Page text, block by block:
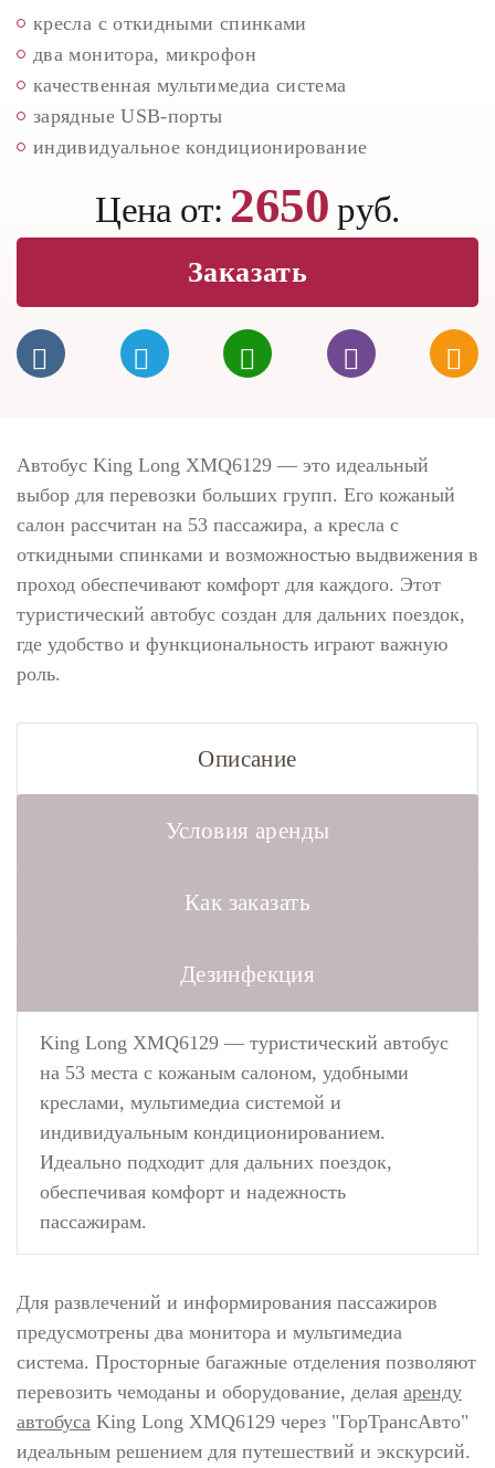
кресла с откидными спинками
два монитора, микрофон
качественная мультимедиа система
зарядные USB-порты
индивидуальное кондиционирование
Цена от: 2650 руб.
Заказать
Автобус King Long XMQ6129 — это идеальный
выбор для перевозки больших групп. Его кожаный
салон рассчитан на 53 пассажира, а кресла с
откидными спинками и возможностью выдвижения в
проход обеспечивают комфорт для каждого. Этот
туристический автобус создан для дальних поездок,
где удобство и функциональность играют важную
роль.
Описание
Условия аренды
Как заказать
Дезинфекция
King Long XMQ6129 — туристический автобус
на 53 места с кожаным салоном, удобными
креслами, мультимедиа системой и
индивидуальным кондиционированием.
Идеально подходит для дальних поездок,
обеспечивая комфорт и надежность
пассажирам.
Для развлечений и информирования пассажиров
предусмотрены два монитора и мультимедиа
система. Просторные багажные отделения позволяют
перевозить чемоданы и оборудование, делая аренду
автобуса King Long XMQ6129 через "ГорТрансАвто"
идеальным решением для путешествий и экскурсий.